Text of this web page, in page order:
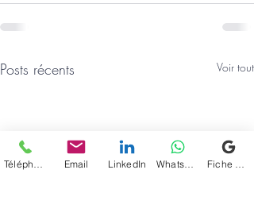
Posts récents Voir tout
Email LinkedIn